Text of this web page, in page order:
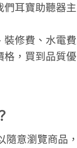
耳寶助聽器
修費、水電
，買到品質
意瀏覽商品